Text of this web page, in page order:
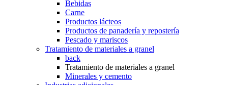
Bebidas
Carne
Productos lácteos
Productos de panadería y repostería
Pescado y mariscos
Tratamiento de materiales a granel
back
Tratamiento de materiales a granel
Minerales y cemento